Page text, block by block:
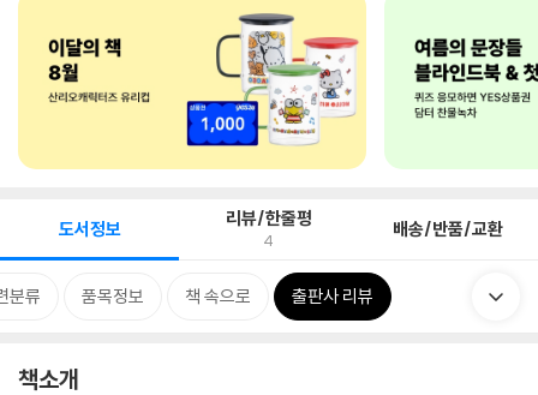
도서정보 리뷰/한줄평
4 배송/반품/교환
분류 품목정보 책 속으로 출판사 리뷰
책소개